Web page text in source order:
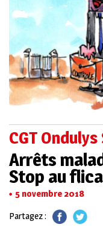
CGT
Arrêts
Stop au
5 novembre 2018
Partagez :